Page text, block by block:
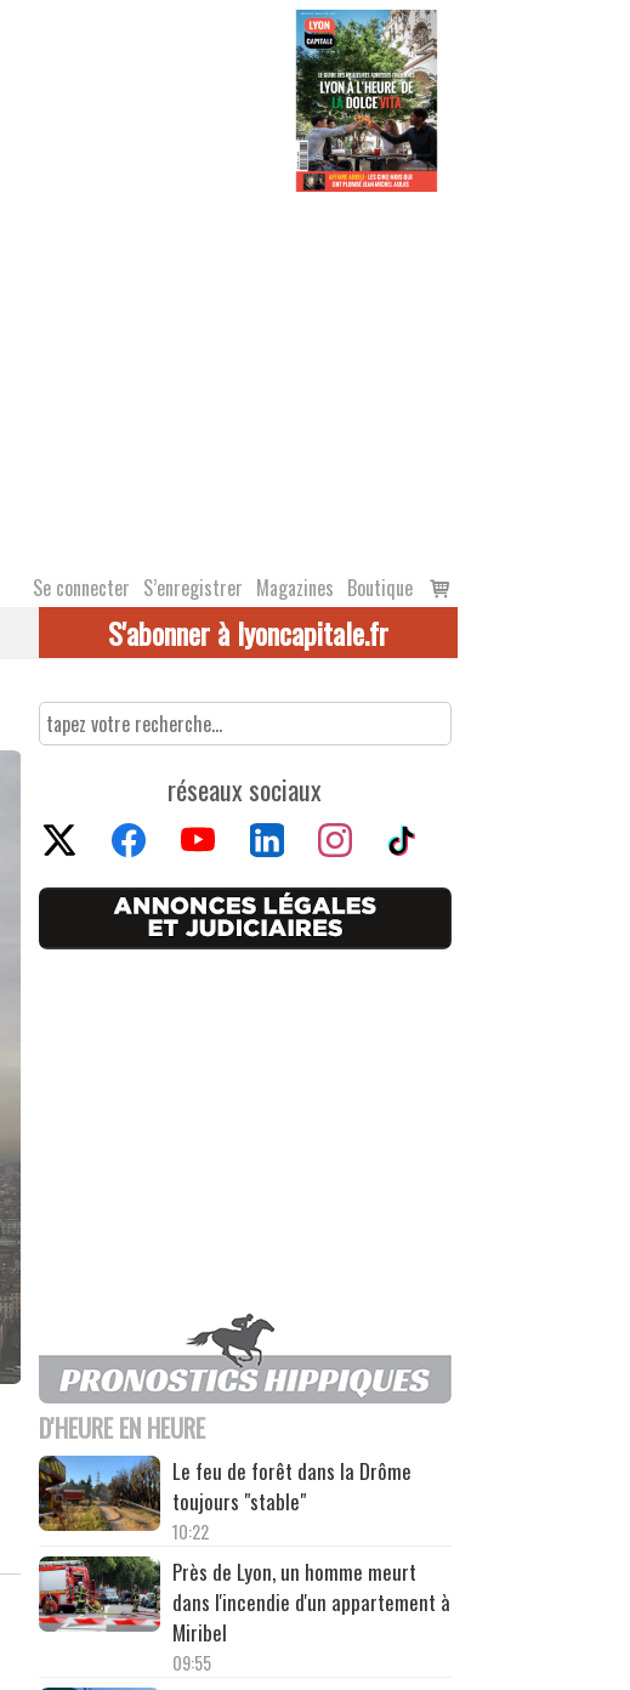
Se connecter S’enregistrer Magazines Boutique
Voir
le
S'abonner à lyoncapitale.fr
réseaux sociaux
D'HEURE EN HEURE
Le feu de forêt dans la Drôme
toujours "stable"
10:22
Près de Lyon, un homme meurt
dans l'incendie d'un appartement à
Miribel
09:55